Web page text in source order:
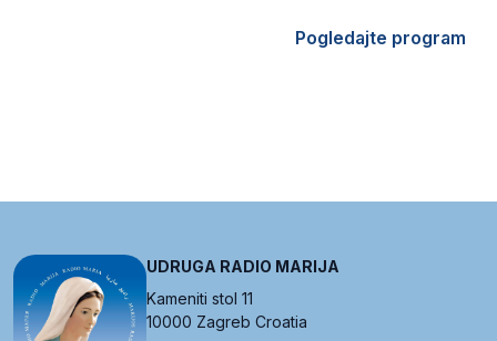
Pogledajte program
UDRUGA RADIO MARIJA
Kameniti stol 11
10000 Zagreb Croatia